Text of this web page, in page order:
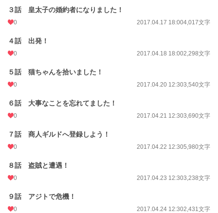
小説
恋愛 16,218 位 / 66,339 件
お気に入り
24h.ポイント 7 pt
文字数
更新日時 2018.03.25 12:30
年間ポイント
３話 皇太子の婚約者になりました！
0 2017.04.17 18:004,017文字
４話 出発！
0 2017.04.18 18:002,298文字
５話 猫ちゃんを拾いました！
0 2017.04.20 12:303,540文字
６話 大事なことを忘れてました！
0 2017.04.21 12:303,690文字
７話 商人ギルドへ登録しよう！
0 2017.04.22 12:305,980文字
８話 盗賊と遭遇！
0 2017.04.23 12:303,238文字
９話 アジトで危機！
0 2017.04.24 12:302,431文字